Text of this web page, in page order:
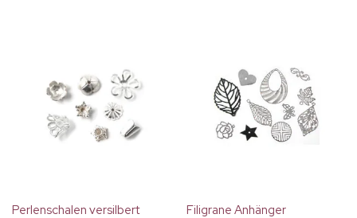
Perlenschalen versilbert Filigrane Anhänger